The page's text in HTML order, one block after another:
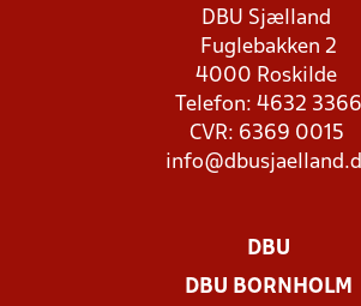
DBU Sjælland
Fuglebakken 2
4000 Roskilde
Telefon: 4632 3366
CVR: 6369 0015
DBU
DBU BORNHOLM